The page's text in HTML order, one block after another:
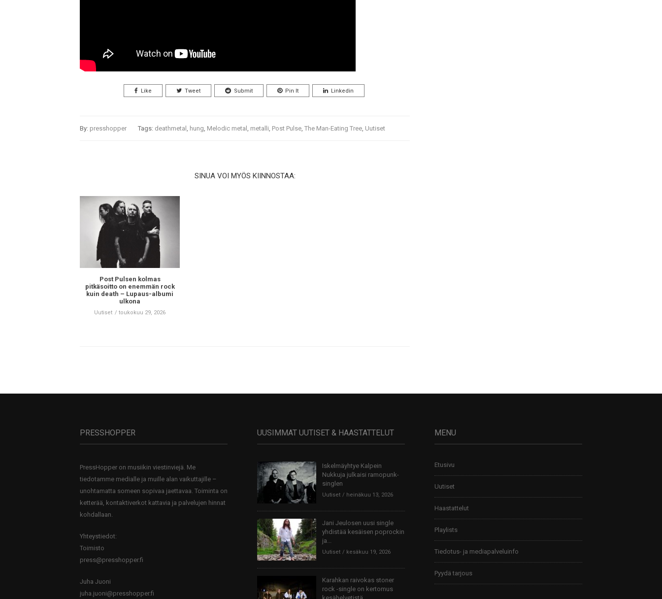
Like Tweet Submit Pin It Linkedin
By: presshopper Tags: deathmetal hung Melodic metal metalli Post Pulse The Man-Eating Tree Uutiset
SINUA VOI MYÖS KIINNOSTAA:
Post Pulsen kolmas
pitkäsoitto on enemmän rock
kuin death – Lupaus-albumi
ulkona
Uutiset toukokuu 29, 2026
PRESSHOPPER
PressHopper on musiikin viestinviejä. Me
tiedotamme medialle ja muille alan vaikuttajille –
unohtamatta someen sopivaa jaettavaa. Toiminta on
ketterää, kontaktiverkot kattavia ja palvelujen hinnat
kohdallaan.
Yhteystiedot:
Toimisto
press@presshopper.fi
Juha Juoni
juha.juoni@presshopper.fi
UUSIMMAT UUTISET & HAASTATTELUT
Iskelmäyhtye Kalpein
Nukkuja julkaisi ramopunk-
singlen
Uutiset heinäkuu 13, 2026
Jani Jeulosen uusi single
yhdistää kesäisen poprockin
ja...
Uutiset kesäkuu 19, 2026
Karahkan raivokas stoner
rock -single on kertomus
MENU
Etusivu
Uutiset
Haastattelut
Playlists
Tiedotus- ja mediapalveluinfo
Pyydä tarjous